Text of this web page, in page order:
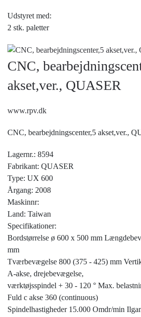
Udstyret med:
2 stk. paletter
CNC,
akset,ver., QUASER
www.rpv.dk
CNC, bearbejdningscenter,5 akset,ver.,
Lagernr.: 8594
Fabrikant: QUASER
Type: UX 600
Årgang: 2008
Maskinnr:
Land: Taiwan
Specifikationer:
Bordstørrelse ø 600 x 500 mm
mm
Tværbevægelse 800 (375 - 425) mm
A-akse, drejebevægelse,
værktøjsspindel + 30 - 120 ° Max.
Fuld c akse 360 (continuous)
Spindelhastigheder 15.000 Omdr/min